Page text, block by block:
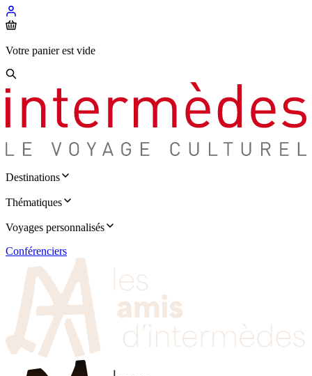
Votre panier est vide
Destinations
Thématiques
Voyages personnalisés
Conférenciers